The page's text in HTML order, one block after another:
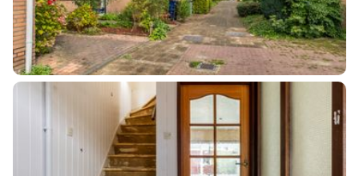
Isolatie Gedeeltelijk dubbel glas
Verwarming Cv ketel
Warm water Cv ketel
Kadastrale gegevens